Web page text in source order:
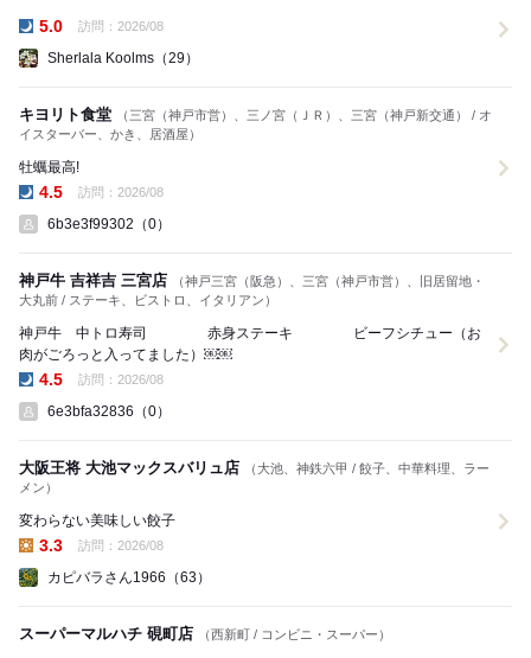
5.0 訪問：2026/08
Sherlala Koolms（29）
キヨリト食堂
（三宮（神戸市営）、三ノ宮（ＪＲ）、三宮（神戸新交通） / オ
イスターバー、かき、居酒屋）
牡蠣最高!
4.5 訪問：2026/08
6b3e3f99302（0）
神戸牛 吉祥吉 三宮店
（神戸三宮（阪急）、三宮（神戸市営）、旧居留地・
大丸前 / ステーキ、ビストロ、イタリアン）
神戸牛 中トロ寿司 赤身ステーキ ビーフシチュー（お
肉がごろっと入ってました）￼￼
4.5 訪問：2026/08
6e3bfa32836（0）
大阪王将 大池マックスバリュ店
（大池、神鉄六甲 / 餃子、中華料理、ラー
メン）
変わらない美味しい餃子
3.3 訪問：2026/08
カピバラさん1966（63）
スーパーマルハチ 硯町店 （西新町 / コンビニ・スーパー）